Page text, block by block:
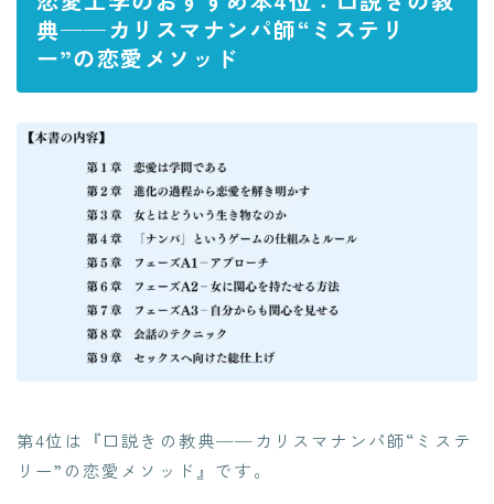
典──カリスマナンパ師“ミステリ
ー”の恋愛メソッド
第4位は『口説きの教典──カリスマナンパ師“ミステ
リー”の恋愛メソッド』です。